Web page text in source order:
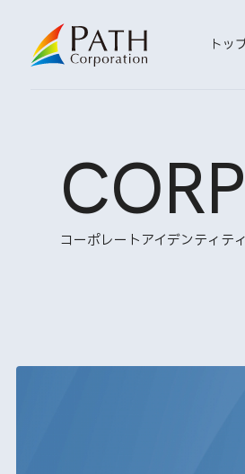
トッ
コーポレートアイデンティティ